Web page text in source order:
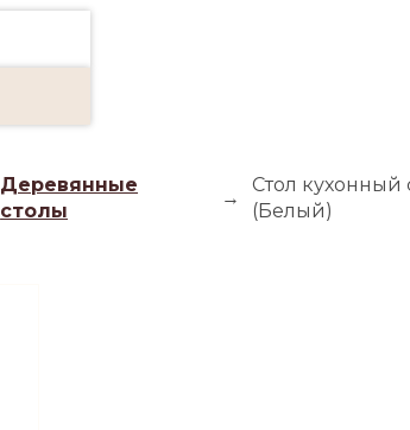
Деревянные
столы
→
Стол кухонный
(Белый)